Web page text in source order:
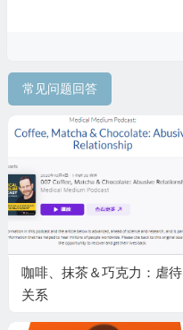
常见问题回答
咖啡、抹茶＆巧克力：虐待
关系